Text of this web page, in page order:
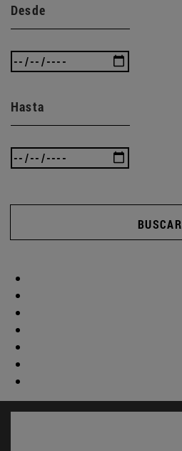
Desde
Hasta
BUSCAR